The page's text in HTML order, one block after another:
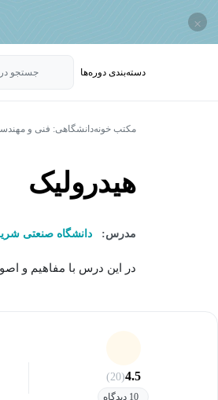
×
دسته‌بندی‌ دوره‌ها جستجو در
مکتب خونهدانشگاهی: فنی و
هیدرولیک
مدرس: دانشگاه صنعتی
در این درس با مفاهیم و
4.5
(20)
10 دیدگاه